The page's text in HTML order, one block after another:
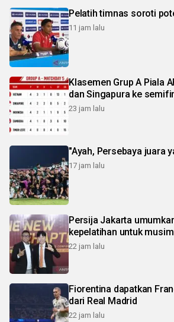
Pelatih timnas soroti
11 jam lalu
Klasemen Grup A Piala
dan Singapura ke
23 jam lalu
"Ayah, Persebaya juara
17 jam lalu
Persija Jakarta
kepelatihan untuk
22 jam lalu
Fiorentina dapatkan
dari Real Madrid
22 jam lalu